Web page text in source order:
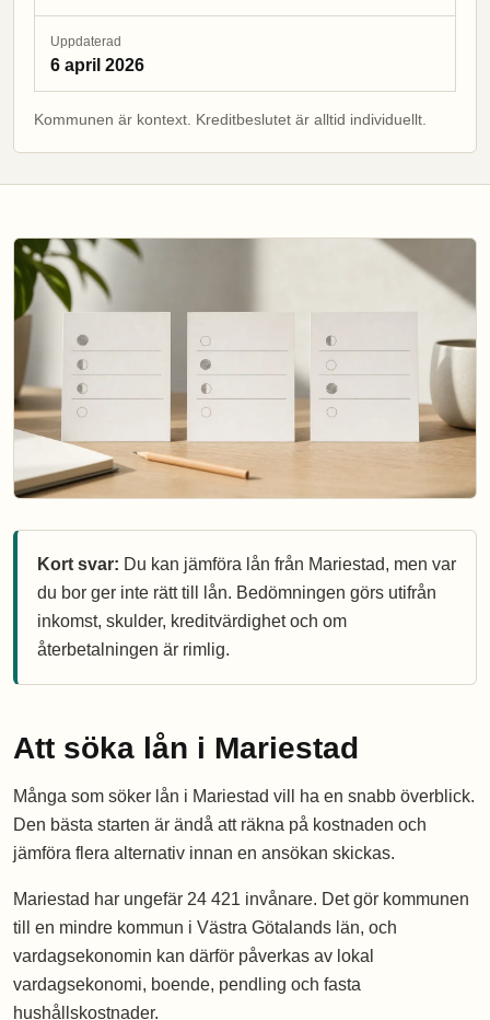
Uppdaterad
6 april 2026
Kommunen är kontext. Kreditbeslutet är alltid individuellt.
Kort svar: Du kan jämföra lån från Mariestad, men var
du bor ger inte rätt till lån. Bedömningen görs utifrån
inkomst, skulder, kreditvärdighet och om
återbetalningen är rimlig.
Att söka lån i Mariestad
Många som söker lån i Mariestad vill ha en snabb överblick.
Den bästa starten är ändå att räkna på kostnaden och
jämföra flera alternativ innan en ansökan skickas.
Mariestad har ungefär 24 421 invånare. Det gör kommunen
till en mindre kommun i Västra Götalands län, och
vardagsekonomin kan därför påverkas av lokal
vardagsekonomi, boende, pendling och fasta
hushållskostnader.